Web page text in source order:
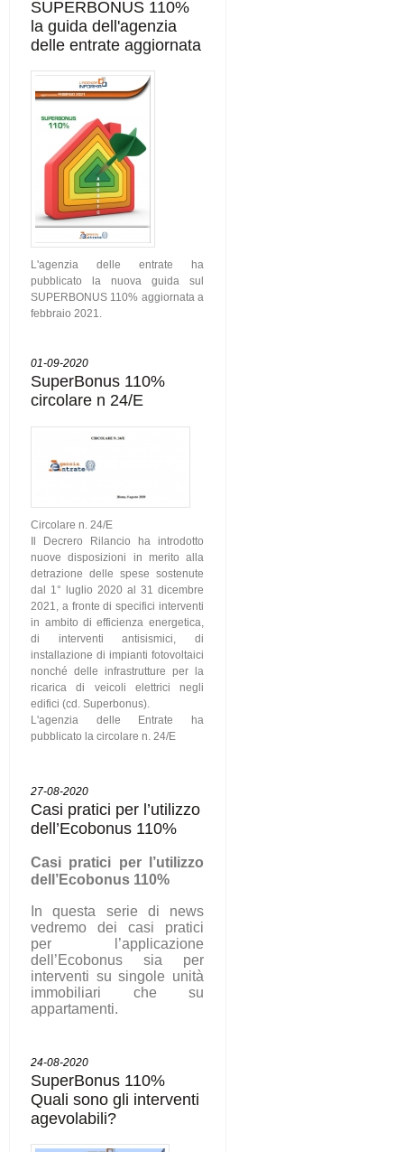
SUPERBONUS 110%
la guida dell'agenzia
delle entrate aggiornata
L'agenzia delle entrate ha
pubblicato la nuova guida sul
SUPERBONUS 110% aggiornata a
febbraio 2021.
01-09-2020
SuperBonus 110%
circolare n 24/E
Circolare n. 24/E
Il Decrero Rilancio ha introdotto
nuove disposizioni in merito alla
detrazione delle spese sostenute
dal 1° luglio 2020 al 31 dicembre
2021, a fronte di specifici interventi
in ambito di efficienza energetica,
di interventi antisismici, di
installazione di impianti fotovoltaici
nonché delle infrastrutture per la
ricarica di veicoli elettrici negli
edifici (cd. Superbonus).
L'agenzia delle Entrate ha
pubblicato la circolare n. 24/E
27-08-2020
Casi pratici per l’utilizzo
dell’Ecobonus 110%
Casi pratici per l’utilizzo
dell’Ecobonus 110%
In questa serie di news
vedremo dei casi pratici
per l’applicazione
dell’Ecobonus sia per
interventi su singole unità
immobiliari che su
appartamenti.
24-08-2020
SuperBonus 110%
Quali sono gli interventi
agevolabili?